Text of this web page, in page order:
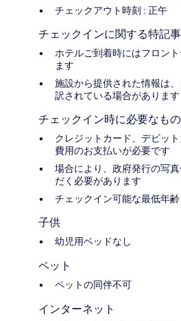
チェックアウト時刻 : 正午
チェックインに関する特記
ホテルご到着時にはフロン
ます
施設から提供された情報は
訳されている場合があります
チェックイン時に必要なもの
クレジットカード、デビッ
費用のお支払いが必要です
場合により、政府発行の写
だく必要があります
チェックイン可能な最低年齢
子供
幼児用ベッドなし
ペット
ペットの同伴不可
インターネット